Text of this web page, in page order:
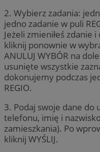
2. Wybierz zadania:
jedno zadanie w puli
Jeżeli zmieniłeś zdanie
kliknij ponownie w
ANULUJ WYBÓR na
usunięte wszystkie
dokonujemy podczas
REGIO.
3. Podaj swoje dane do
telefonu, imię i
zamieszkania). Po
kliknij WYŚLIJ.